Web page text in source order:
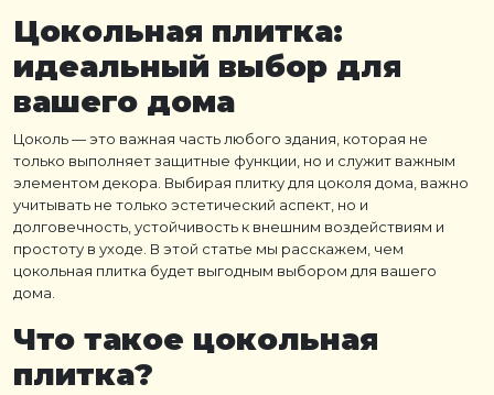
Цокольная плитка:
идеальный выбор для
вашего дома
Цоколь— это важная часть любого здания, которая не
только выполняет защитные функции, но и служит важным
элементом декора. Выбирая плитку для цоколя дома , важно
учитывать не только эстетический аспект, но и
долговечность, устойчивость к внешним воздействиям и
простоту в уходе. В этой статье мы расскажем, чем
цокольная плитка будет выгодным выбором для вашего
дома.
Что такое цокольная
плитка?